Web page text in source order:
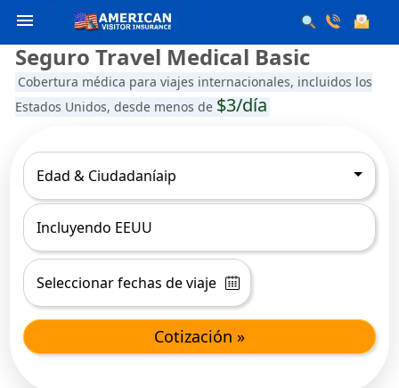
menu
Seguro Travel Medical Basic
Cobertura médica para viajes internacionales, incluidos los
Estados Unidos, desde menos de $3/día
Edad & Ciudadaníaip
Cotización »